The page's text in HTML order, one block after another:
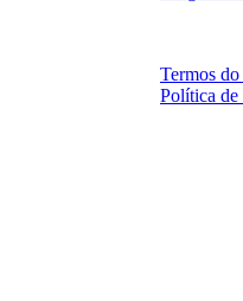
Termos
Política de